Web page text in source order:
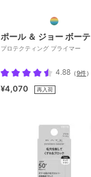
ポール ＆ ジョー ボーテ
プロテクティング プライマー
4.88 （9件）
¥4,070 再入荷